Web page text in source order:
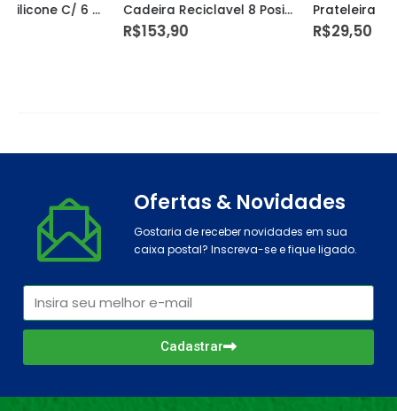
Cadeira Reciclavel 8 Posiçoes Aluminio Mor Prateleira Prat-k Rosa Quartz 1,2x20x60cm Sup.rosa (kids Me Leve)
Ofertas & Novidades
Gostaria de receber novidades em sua
caixa postal? Inscreva-se e fique ligado.
Cadastrar